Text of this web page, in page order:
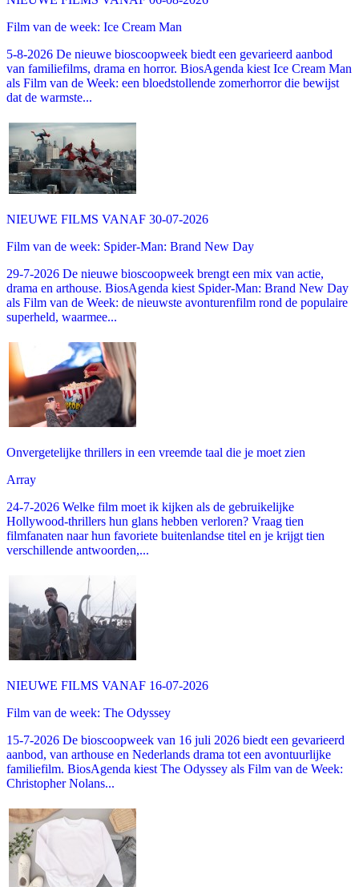
Film van de week: Ice Cream Man
5-8-2026 De nieuwe bioscoopweek biedt een gevarieerd aanbod
van familiefilms, drama en horror. BiosAgenda kiest Ice Cream Man
als Film van de Week: een bloedstollende zomerhorror die bewijst
dat de warmste...
NIEUWE FILMS VANAF 30-07-2026
Film van de week: Spider-Man: Brand New Day
29-7-2026 De nieuwe bioscoopweek brengt een mix van actie,
drama en arthouse. BiosAgenda kiest Spider-Man: Brand New Day
als Film van de Week: de nieuwste avonturenfilm rond de populaire
superheld, waarmee...
Onvergetelijke thrillers in een vreemde taal die je moet zien
Array
24-7-2026 Welke film moet ik kijken als de gebruikelijke
Hollywood-thrillers hun glans hebben verloren? Vraag tien
filmfanaten naar hun favoriete buitenlandse titel en je krijgt tien
verschillende antwoorden,...
NIEUWE FILMS VANAF 16-07-2026
Film van de week: The Odyssey
15-7-2026 De bioscoopweek van 16 juli 2026 biedt een gevarieerd
aanbod, van arthouse en Nederlands drama tot een avontuurlijke
familiefilm. BiosAgenda kiest The Odyssey als Film van de Week:
Christopher Nolans...